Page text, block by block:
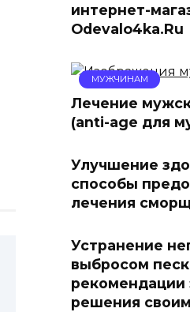
интернет-
Odevalo4ka.Ru
МУЖЧИНАМ
Лечение
(anti-age для
Улучшение
способы
лечения
Устранение
выбросом
рекомендации
решения